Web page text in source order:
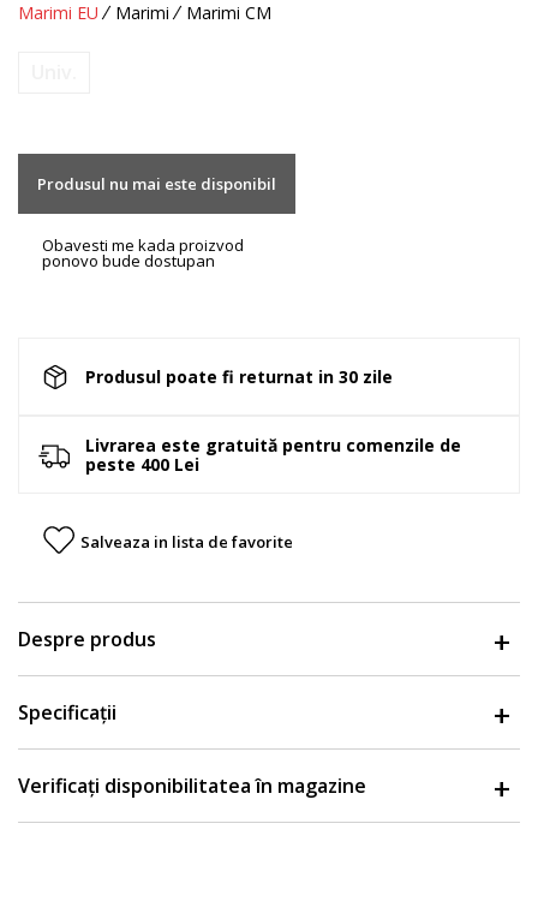
Marimi EU Marimi Marimi CM
Produsul nu mai este disponibil
Obavesti me kada proizvod
ponovo bude dostupan
Produsul poate fi returnat in 30 zile
Livrarea este gratuită pentru comenzile de
peste 400 Lei
Salveaza in lista de favorite
Despre produs
Specificații
Verificați disponibilitatea în magazine